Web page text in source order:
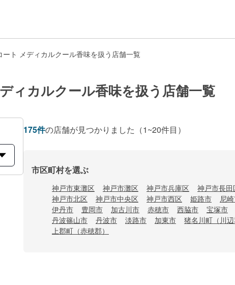
ート メディカルクール香味を扱う店舗一覧
ィカルクール香味を扱う店舗一覧
175件の店舗が見つかりました （1~20件目）
市区町村を選ぶ
神戸市東灘区 神戸市灘区 神戸市兵庫区
神戸市長田
神戸市北区
神戸市中央区 神戸市西区 姫路市
尼
伊丹市
豊岡市 加古川市 赤穂市 西脇市
宝塚市
丹波篠山市
丹波市 淡路市 加東市
猪名川町（川
上郡町（赤穂郡）